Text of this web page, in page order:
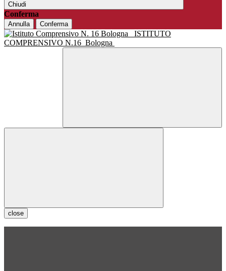
Chiudi
Conferma
Annulla Conferma
ISTITUTO
COMPRENSIVO N.16 Bologna
close